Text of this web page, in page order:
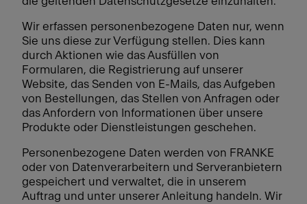
Wir erfassen personenbezogene Daten nur, wenn
Sie uns diese zur Verfügung stellen. Dies kann
durch Aktionen wie das Ausfüllen von
Formularen, die Registrierung auf unserer
Website, das Senden von E-Mails, das Aufgeben
von Bestellungen, das Stellen von Anfragen oder
das Anfordern von Informationen über unsere
Produkte oder Dienstleistungen geschehen.
Personenbezogene Daten werden von FRANKE
oder von Datenverarbeitern und Serveranbietern
gespeichert und verwaltet, die in unserem
Auftrag und unter unserer Anleitung handeln. Wir